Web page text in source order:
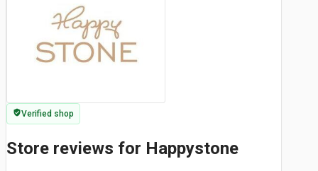
Verified shop
Store reviews for Happystone